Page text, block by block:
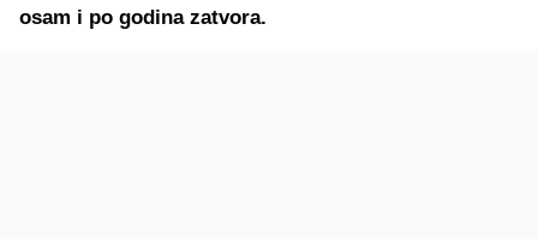
osam i po godina zatvora.